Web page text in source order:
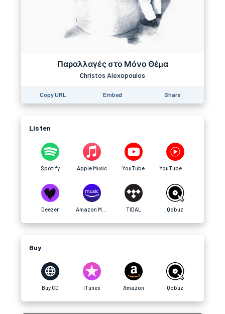
Παραλλαγές στο Μόνο Θέμα
Christos Alexopoulos
Copy URL Embed Share
Listen
Spotify Apple Music YouTube
Deezer TIDAL Qobuz
Buy
Buy CD iTunes Amazon Qobuz